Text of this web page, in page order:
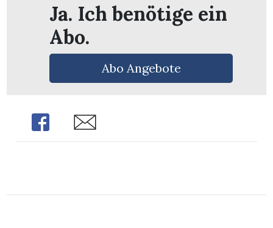
Ja. Ich benötige ein
Abo.
Abo Angebote
Share Share